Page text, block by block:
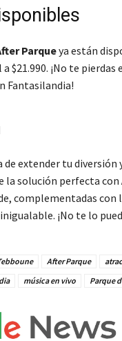
Parqueya están
$21.990. ¡No te
Fantasilandia!
de extender tu
la solución perfecta con
complementadas con
¡No te lo
After Parque
música en vivo Parque